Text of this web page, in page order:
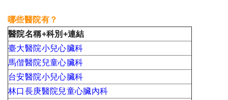
哪些醫院有？
醫院名稱+科別+連結
臺大醫院小兒心臟科
馬偕醫院兒童心臟科
台安醫院小兒心臟科
林口長庚醫院兒童心臟內科